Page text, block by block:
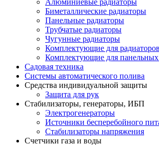
Алюминиевые радиаторы
Биметаллические радиаторы
Панельные радиаторы
Трубчатые радиаторы
Чугунные радиаторы
Комплектующие для радиаторов
Комплектующие для панельных
Садовая техника
Системы автоматического полива
Средства индивидуальной защиты
Защита для рук
Стабилизаторы, генераторы, ИБП
Электрогенераторы
Источники бесперебойного
Стабилизаторы напряжения
Счетчики газа и воды